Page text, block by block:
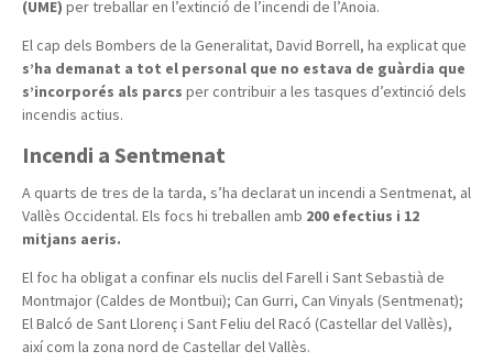
(UME) per treballar en l’extinció de l’incendi de l’Anoia.
El cap dels Bombers de la Generalitat, David Borrell, ha explicat que
s’ha demanat a tot el personal que no estava de guàrdia que
s’incorporés als parcs per contribuir a les tasques d’extinció dels
incendis actius.
Incendi a Sentmenat
A quarts de tres de la tarda, s’ha declarat un incendi a Sentmenat, al
Vallès Occidental. Els focs hi treballen amb 200 efectius i 12
mitjans aeris.
El foc ha obligat a confinar els nuclis del Farell i Sant Sebastià de
Montmajor (Caldes de Montbui); Can Gurri, Can Vinyals (Sentmenat);
El Balcó de Sant Llorenç i Sant Feliu del Racó (Castellar del Vallès),
així com la zona nord de Castellar del Vallès.